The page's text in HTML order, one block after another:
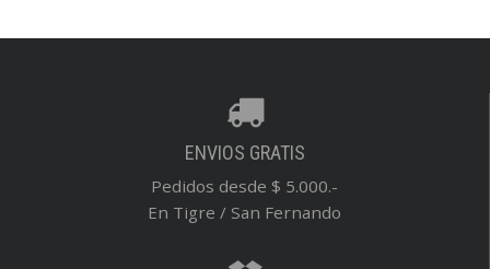
ENVIOS GRATIS
Pedidos desde $ 5.000.-
En Tigre / San Fernando